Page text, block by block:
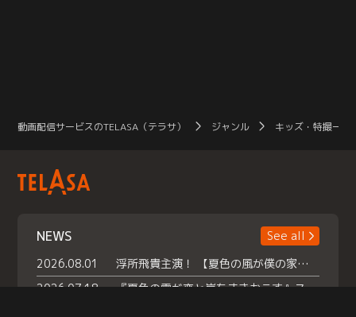
動画配信サービスのTELASA（テラサ） ジャンル キッズ・特撮一覧
NEWS
See all
2026.08.01
浮所飛貴主演！ 【夏色の風が僕の家にやってきた】 本日よりテラサで独占配信スタート！
2026.07.18
『夏色の雲が恋と嵐をまきおこす』スペシャルメイキング 【Part1】2026年７月18日（土）23時30分～配信スタート！話題のシーンの裏側を大公開！豪華キャスト大集合！ 『武宮家 真夏の家族会議』開催！